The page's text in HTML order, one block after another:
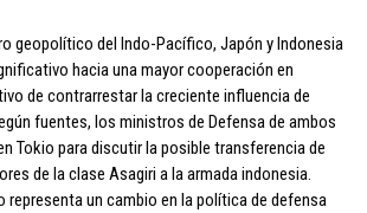
geopolítico del Indo-Pacífico, Japón y Indonesia
hacia una mayor cooperación en
de contrarrestar la creciente influencia de
fuentes, los ministros de Defensa de ambos
Tokio para discutir la posible transferencia de
de la clase Asagiri a la armada indonesia.
representa un cambio en la política de defensa